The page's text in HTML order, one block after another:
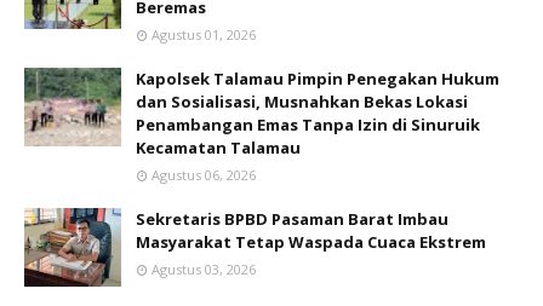
Beremas
Agustus 01, 2026
Kapolsek Talamau Pimpin Penegakan Hukum
dan Sosialisasi, Musnahkan Bekas Lokasi
Penambangan Emas Tanpa Izin di Sinuruik
Kecamatan Talamau
Agustus 06, 2026
Sekretaris BPBD Pasaman Barat Imbau
Masyarakat Tetap Waspada Cuaca Ekstrem
Agustus 03, 2026